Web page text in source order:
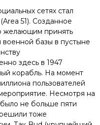
сетях стал
51). Созданное
желающим принять
базы в пустыне
здесь в 1947
корабль. На момент
пользователей
Несмотря на
было не больше пяти
тоже